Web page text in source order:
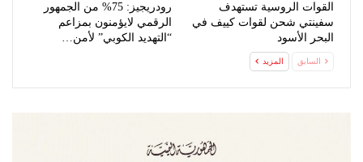
القوات الروسية تستهدف
سفينتي شحن لقوات كييف في
البحر الأسود
رودريجيز: 75% من الجمهور
الرقمي لايؤمنون بمزاعم
“التهديد الكوبي” لأمن…
السابق المزيد